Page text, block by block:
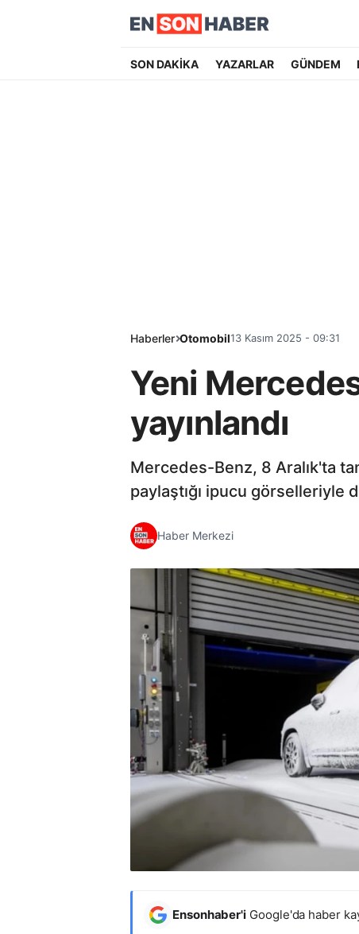
SON DAKİKA YAZARLAR GÜNDEM
Haberler Otomobil13 Kasım 2025 - 09:31
Yeni
yayınlandı
Mercedes-Benz, 8 Aralık'ta
paylaştığı ipucu görselleriyle
Haber Merkezi
Ensonhaber'i Google'da haber